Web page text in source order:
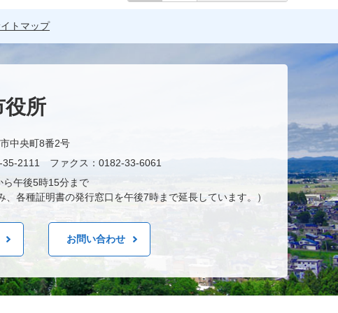
トマップ
役所
中央町8番2号
35-2111 ファクス：0182-33-6061
ら午後5時15分まで
、各種証明書の発行窓口を午後7時まで延長しています。）
お問い合わせ